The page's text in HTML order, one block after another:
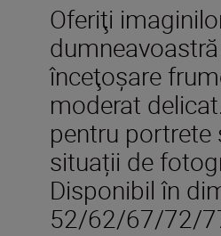
Oferiţi
înceţoşare
moderat
pentru portrete
situații de
Disponibil în
52/62/67/72/